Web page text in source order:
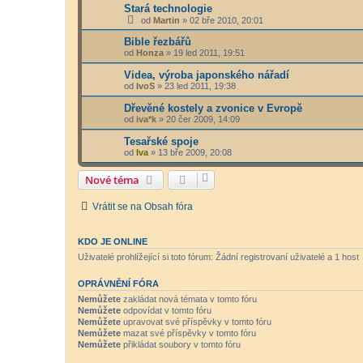
Stará technologie
od Martin » 02 bře 2010, 20:01
Bible řezbářů
od Honza » 19 led 2011, 19:51
Videa, výroba japonského nářadí
od IvoS » 23 led 2011, 19:38
Dřevěné kostely a zvonice v Evropě
od iva*k » 20 čer 2009, 14:09
Tesařské spoje
od Iva » 13 bře 2009, 20:08
Nové téma
Vrátit se na Obsah fóra
KDO JE ONLINE
Uživatelé prohlížející si toto fórum: Žádní registrovaní uživatelé a 1 host
OPRÁVNĚNÍ FÓRA
Nemůžete zakládat nová témata v tomto fóru
Nemůžete odpovídat v tomto fóru
Nemůžete upravovat své příspěvky v tomto fóru
Nemůžete mazat své příspěvky v tomto fóru
Nemůžete přikládat soubory v tomto fóru